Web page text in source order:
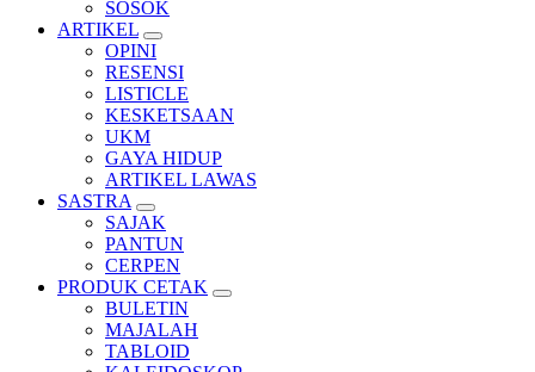
SOSOK
ARTIKEL
OPINI
RESENSI
LISTICLE
KESKETSAAN
UKM
GAYA HIDUP
ARTIKEL LAWAS
SASTRA
SAJAK
PANTUN
CERPEN
PRODUK CETAK
BULETIN
MAJALAH
TABLOID